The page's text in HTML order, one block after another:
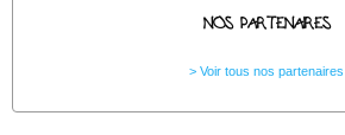
NOS PARTENAIRES
Voir tous nos partenaires